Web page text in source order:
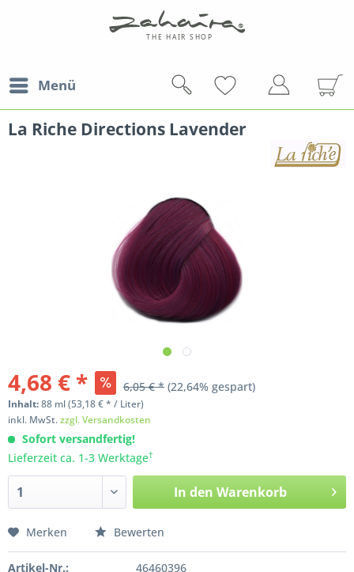
Menü
La Riche Directions Lavender
4,68 € * 6,05 € * (22,64% gespart)
Inhalt:88 ml(53,18 € * / Liter)
inkl. MwSt.zzgl. Versandkosten
Sofort versandfertig!
Lieferzeit ca. 1-3 Werktage†
In den Warenkorb
Merken Bewerten
Artikel-Nr.: 46460396